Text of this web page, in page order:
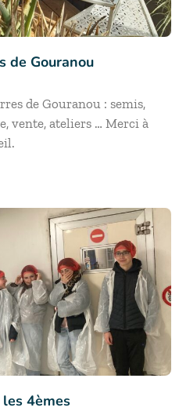
de Gouranou
de Gouranou : semis,
vente, ateliers … Merci à
4èmes